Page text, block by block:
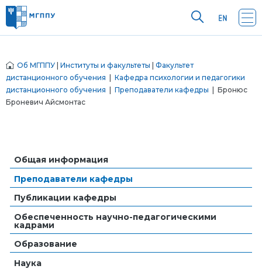
Об МГППУ Институты и факультеты
Факультет
дистанционного обучения
Кафедра психологии и педагогики
дистанционного обучения
Преподаватели кафедры | Бронюс
Броневич Айсмонтас
Общая информация
Преподаватели кафедры
Публикации кафедры
Обеспеченность научно-педагогическими
кадрами
Образование
Наука